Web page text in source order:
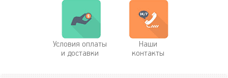
Условия оплаты
и доставки
Наши
контакты